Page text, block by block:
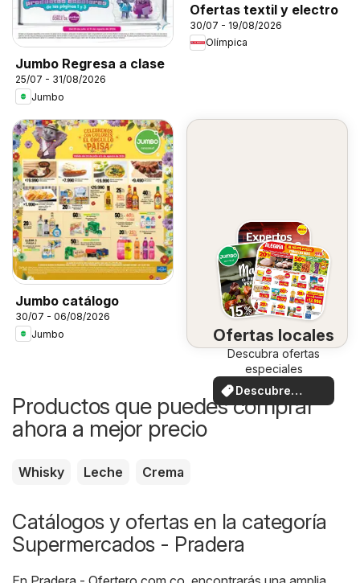
Jumbo Regresa a clase
25/07 - 31/08/2026
Jumbo
Ofertas textil y electro
30/07 - 19/08/2026
Olímpica
Jumbo catálogo
30/07 - 06/08/2026
Jumbo
Ofertas locales
Descubra ofertas
especiales
Descubre
ofertas
Productos que puedes comprar
ahora a mejor precio
Whisky Leche Crema
Catálogos y ofertas en la categoría
Supermercados - Pradera